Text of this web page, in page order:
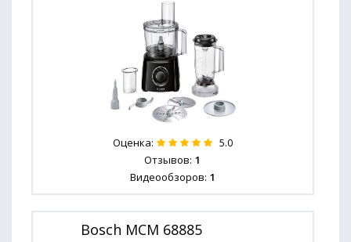
Оценка: 5.0
Отзывов: 1
Видеообзоров: 1
Bosch MCM 68885